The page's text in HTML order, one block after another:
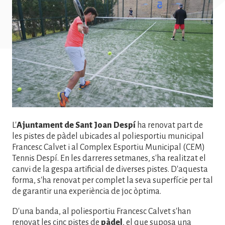
L'Ajuntament de Sant Joan Despí ha renovat part de
les pistes de pàdel ubicades al poliesportiu municipal
Francesc Calvet i al Complex Esportiu Municipal (CEM)
Tennis Despí. En les darreres setmanes, s'ha realitzat el
canvi de la gespa artificial de diverses pistes. D'aquesta
forma, s'ha renovat per complet la seva superfície per tal
de garantir una experiència de joc òptima.
D'una banda, al poliesportiu Francesc Calvet s'han
renovat les cinc pistes de pàdel , el que suposa una